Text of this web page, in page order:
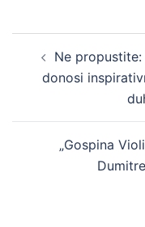
navigation
Ne
donosi
„Gospina